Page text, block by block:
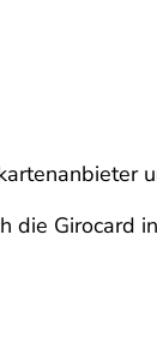
die Girocard